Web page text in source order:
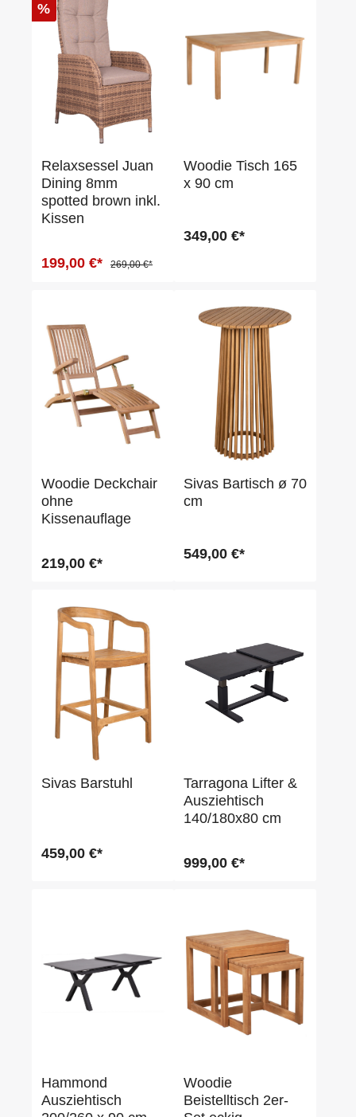
%
Relaxsessel Juan
Dining 8mm
spotted brown inkl.
Kissen
199,00 €* 269,00 €*
Woodie Tisch 165
x 90 cm
349,00 €*
Woodie Deckchair
ohne
Kissenauflage
219,00 €*
Sivas Bartisch ø 70
cm
549,00 €*
Sivas Barstuhl
459,00 €*
Tarragona Lifter &
Ausziehtisch
140/180x80 cm
999,00 €*
Hammond
Ausziehtisch
Woodie
Beistelltisch 2er-